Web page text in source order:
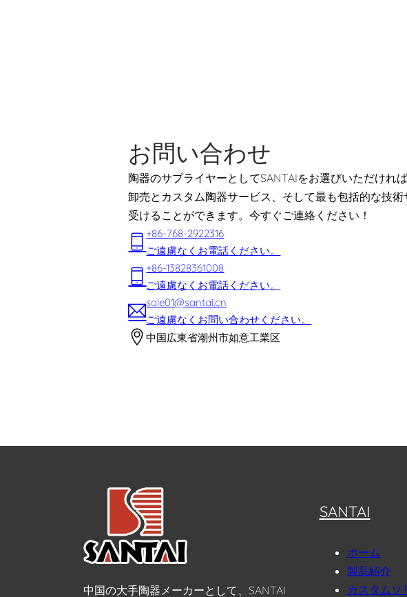
お問い合わせ
陶器のサプライヤーとしてSANTAIをお選びいただけれ
卸売とカスタム陶器サービス、そして最も包括的な技術
受けることができます。今すぐご連絡ください！
+86-768-2922316
ご遠慮なくお電話ください。
+86-13828361008
ご遠慮なくお電話ください。
sale01@santai.cn
ご遠慮なくお問い合わせください。
中国広東省潮州市如意工業区
中国の大手陶器メーカーとして、SANTAI
SANTAI
ホーム
製品紹介
カスタムソ